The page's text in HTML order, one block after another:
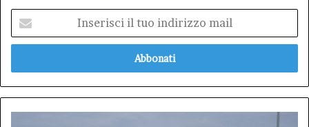
tuo
mail